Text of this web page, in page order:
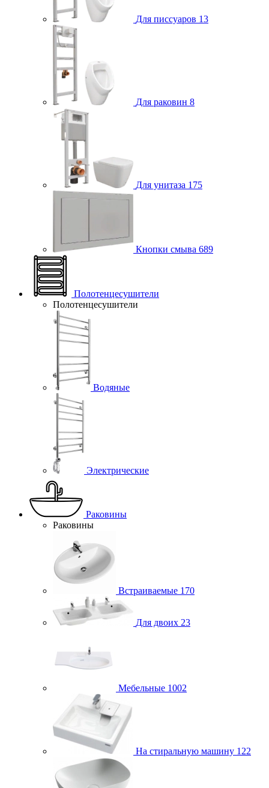
Для писсуаров 13
Для раковин 8
Для унитаза 175
Кнопки смыва 689
Полотенцесушители
Полотенцесушители
Водяные
Электрические
Раковины
Раковины
Встраиваемые 170
Для двоих 23
Мебельные 1002
На стиральную машину 122